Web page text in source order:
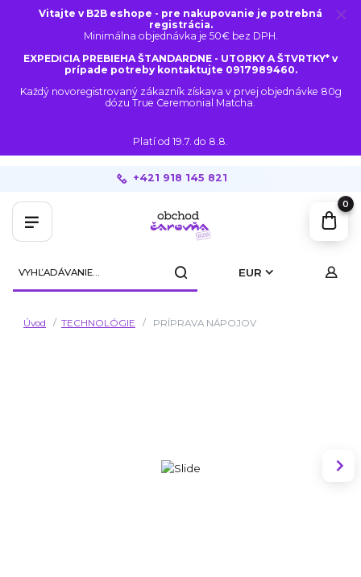
Vitajte v B2B eshope - pre nakupovanie je potrebná
registrácia.
Minimálna objednávka je 50€ bez DPH.
EXPEDICIA PREBIEHA ŠTANDARDNE - UTORKY A ŠTVRTKY* v
prípade potreby kontaktujte 0917989460.
Každý novoregistrovaný zákazník získava v prvej objednávke 80g
dózu True Ceremonial Matcha.
Platí od 19.7. do 8.8.
EUR
+421 918 145 821
0
Úvod TECHNOLÓGIE PRÍPRAVA NÁPOJOV